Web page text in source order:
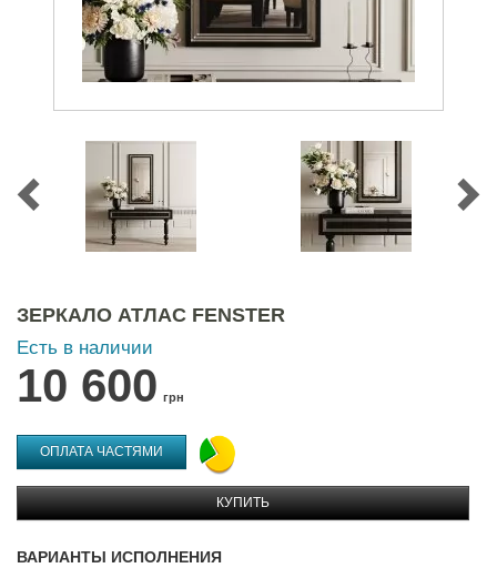
ЗЕРКАЛО АТЛАС FENSTER
Есть в наличии
10 600 грн
ОПЛАТА ЧАСТЯМИ
КУПИТЬ
ВАРИАНТЫ ИСПОЛНЕНИЯ